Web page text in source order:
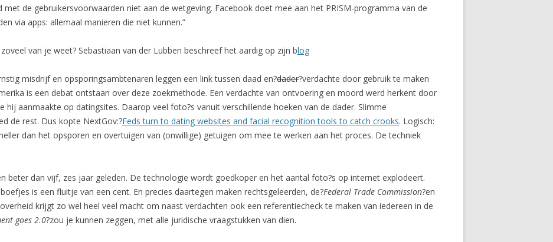
de gebruikersvoorwaarden niet aan de wetgeving. Facebook doet mee aan het PRISM-programma van de
via apps: allemaal manieren die niet kunnen.”
van je weet? Sebastiaan van der Lubben beschreef het aardig op zijn blog
misdrijf en opsporingsambtenaren leggen een link tussen daad en?dader?verdachte door gebruik te maken
is een debat ontstaan over deze zoekmethode. Een verdachte van ontvoering en moord werd herkent door
hij aanmaakte op datingsites. Daarop veel foto?s vanuit verschillende hoeken van de dader. Slimme
de rest. Dus kopte NextGov:?Feds turn to dating websites and facial recognition tools to catch crooks. Logisch:
dan het opsporen en overtuigen van (onwillige) getuigen om mee te werken aan het proces. De techniek
beter dan vijf, zes jaar geleden. De technologie wordt goedkoper en het aantal foto?s op internet explodeert.
is een fluitje van een cent. En precies daartegen maken rechtsgeleerden, de?Federal Trade Commission?en
krijgt zo wel heel veel macht om naast verdachten ook een referentiecheck te maken van iedereen in de
goes 2.0?zou je kunnen zeggen, met alle juridische vraagstukken van dien.